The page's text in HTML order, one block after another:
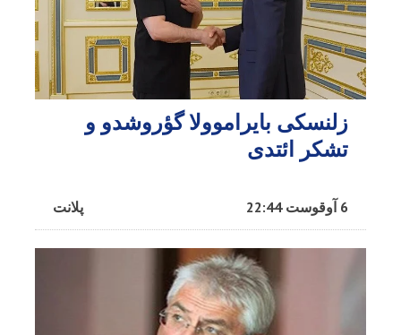
زلنسکی بایراموولا گؤروشدو و
تشکر ائتدی
پلانت 6 آوقوست 22:44